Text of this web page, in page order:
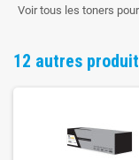
Voir tous les toners
12 autres